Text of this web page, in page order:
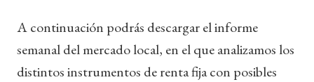
A continuación podrás descargar el informe
semanal del mercado local, en el que analizamos los
distintos instrumentos de renta fija con posibles